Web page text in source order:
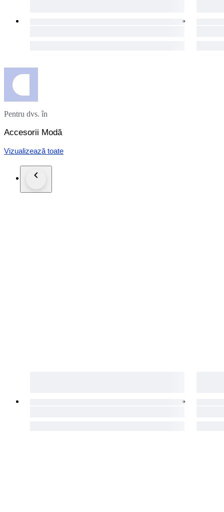
Pentru dvs. în
Accesorii Modă
Vizualizează toate